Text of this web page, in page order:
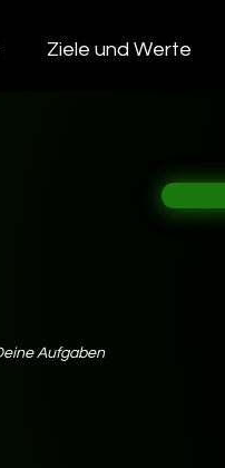
Ziele und Werte
Aufgaben